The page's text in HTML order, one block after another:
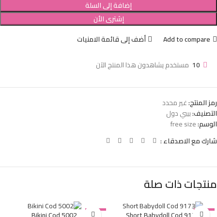
إضافة إلى السلة
إشترى الأن
Add to compare
أضف إلى قائمة الامنيات
10 مستخدم يشاهدون هذا المنتج الآن
رمز المنتج:غير محدد
التصنيف:بيبي دول
الوسم:free size
شارك مع الاصدقاء :
منتجات ذات صلة
-38%
-38%